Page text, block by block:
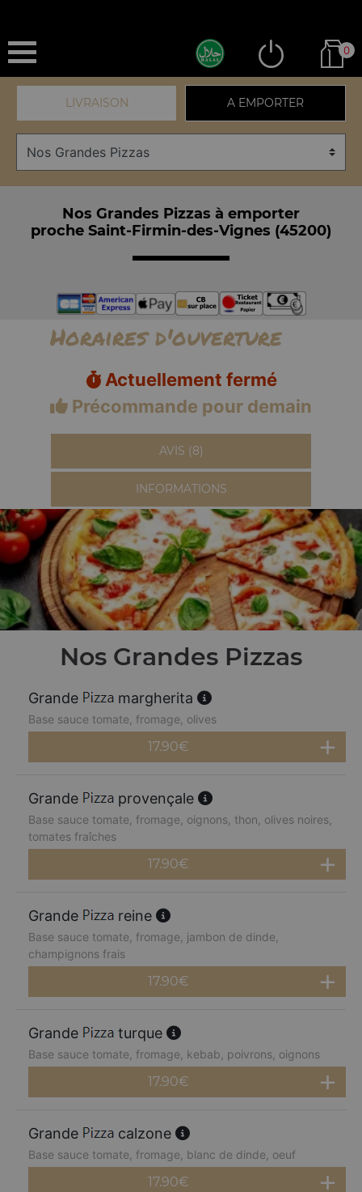
0
LIVRAISON A EMPORTER
Nos Grandes Pizzas à emporter
proche Saint-Firmin-des-Vignes (45200)
Horaires d'ouverture
Actuellement fermé
Précommande pour demain
AVIS (8)
INFORMATIONS
Nos Grandes Pizzas
Grande margherita
Base sauce tomate, fromage, olives
17.90€
Grande provençale
Base sauce tomate, fromage, oignons, thon, olives noires,
tomates fraîches
17.90€
Grande reine
Base sauce tomate, fromage, jambon de dinde,
champignons frais
17.90€
Grande turque
Base sauce tomate, fromage, kebab, poivrons, oignons
17.90€
Grande calzone
Base sauce tomate, fromage, blanc de dinde, oeuf
17.90€